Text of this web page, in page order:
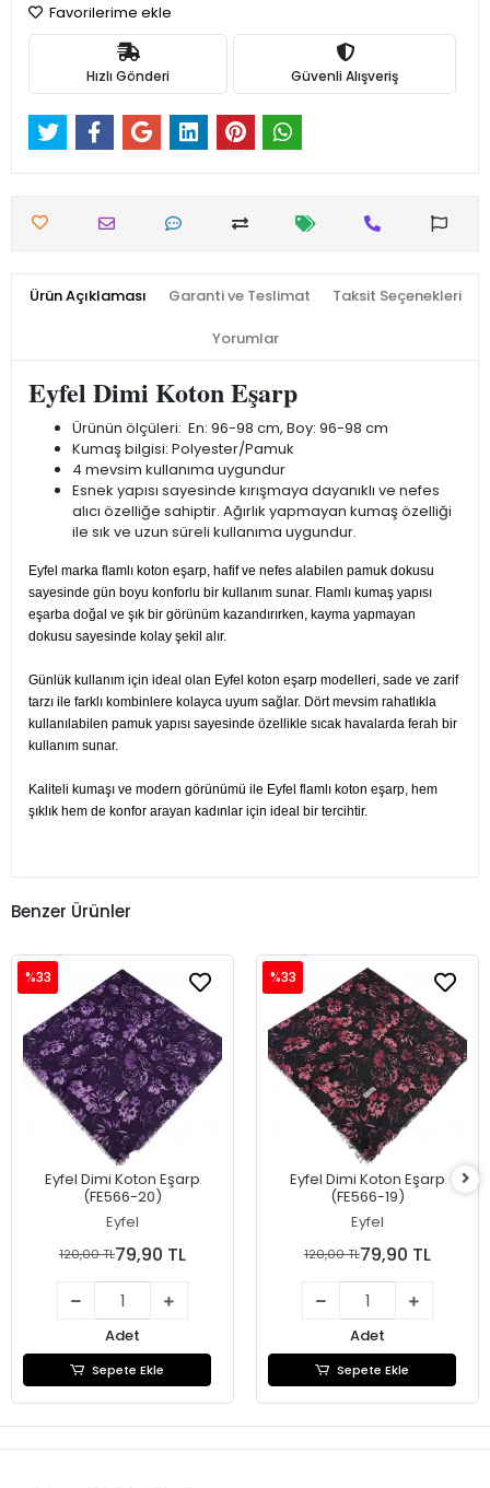
Favorilerime ekle
Hızlı Gönderi Güvenli Alışveriş
Ürün Açıklaması Garanti ve Teslimat Taksit Seçenekleri
Yorumlar
Eyfel Dimi Koton Eşarp
Ürünün ölçüleri: En: 96-98 cm, Boy: 96-98 cm
Kumaş bilgisi: Polyester/Pamuk
4 mevsim kullanıma uygundur
Esnek yapısı sayesinde kırışmaya dayanıklı ve nefes
alıcı özelliğe sahiptir. Ağırlık yapmayan kumaş özelliği
ile sık ve uzun süreli kullanıma uygundur.
Eyfel marka flamlı koton eşarp, hafif ve nefes alabilen pamuk dokusu
sayesinde gün boyu konforlu bir kullanım sunar. Flamlı kumaş yapısı
eşarba doğal ve şık bir görünüm kazandırırken, kayma yapmayan
dokusu sayesinde kolay şekil alır.
Günlük kullanım için ideal olan Eyfel koton eşarp modelleri, sade ve zarif
tarzı ile farklı kombinlere kolayca uyum sağlar. Dört mevsim rahatlıkla
kullanılabilen pamuk yapısı sayesinde özellikle sıcak havalarda ferah bir
kullanım sunar.
Kaliteli kumaşı ve modern görünümü ile Eyfel flamlı koton eşarp, hem
şıklık hem de konfor arayan kadınlar için ideal bir tercihtir.
Benzer Ürünler
Eyfel Dimi Koton Eşarp
(FE566-20)
Eyfel
%33
120,00 TL79,90 TL
Adet
Sepete Ekle
Eyfel Dimi Koton Eşarp
(FE566-19)
Eyfel
%33
120,00 TL79,90 TL
Adet
Sepete Ekle